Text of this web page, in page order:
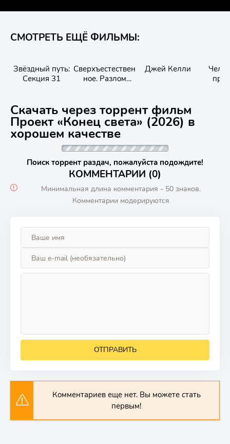
СМОТРЕТЬ ЕЩЁ ФИЛЬМЫ:
Звёздный путь:
Секция 31
Сверхъестествен
ное. Разлом
Джей Келли
Скачать через торрент фильм
Проект «Конец света» (2026) в
хорошем качестве
Поиск торрент раздач, пожалуйста подождите!
КОММЕНТАРИИ (0)
Минимальная длина комментария - 50 знаков.
Комментарии модерируются
ОТПРАВИТЬ
Комментариев еще нет. Вы можете стать
первым!